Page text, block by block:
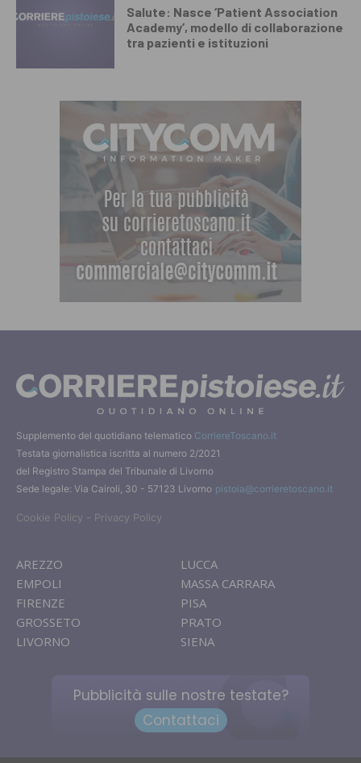
Salute: Nasce ‘Patient Association
Academy’, modello di collaborazione
tra pazienti e istituzioni
Supplemento del quotidiano telematico CorriereToscano.it
Testata giornalistica iscritta al numero 2/2021
del Registro Stampa del Tribunale di Livorno
Sede legale: Via Cairoli, 30 - 57123 Livorno pistoia@corrieretoscano.it
Cookie Policy - Privacy Policy
AREZZO
EMPOLI
FIRENZE
GROSSETO
LIVORNO
LUCCA
MASSA CARRARA
PISA
PRATO
SIENA
Pubblicità sulle nostre testate?
Contattaci